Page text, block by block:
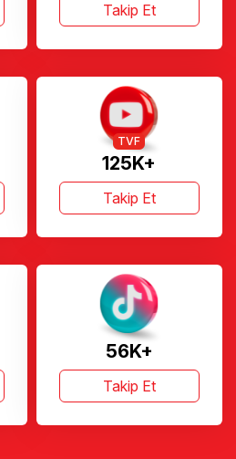
Takip Et
125K+
TVF
Takip Et
56K+
Takip Et